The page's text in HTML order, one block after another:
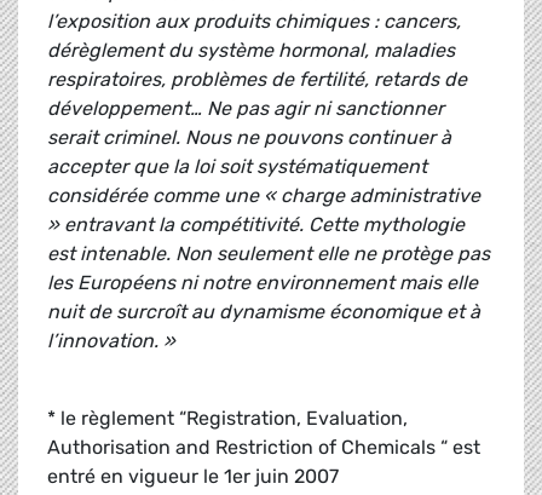
l’exposition aux produits chimiques : cancers,
dérèglement du système hormonal, maladies
respiratoires, problèmes de fertilité, retards de
développement… Ne pas agir ni sanctionner
serait criminel. Nous ne pouvons continuer à
accepter que la loi soit systématiquement
considérée comme une « charge administrative
» entravant la compétitivité. Cette mythologie
est intenable. Non seulement elle ne protège pas
les Européens ni notre environnement mais elle
nuit de surcroît au dynamisme économique et à
l’innovation. »
* le règlement “Registration, Evaluation,
Authorisation and Restriction of Chemicals “ est
entré en vigueur le 1er juin 2007